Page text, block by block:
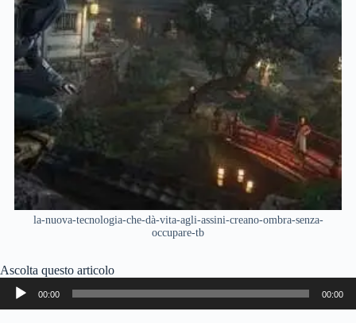
la-nuova-tecnologia-che-dà-vita-agli-assini-creano-ombra-senza-
occupare-tb
Ascolta questo articolo
Audio
Player
00:00 00:00